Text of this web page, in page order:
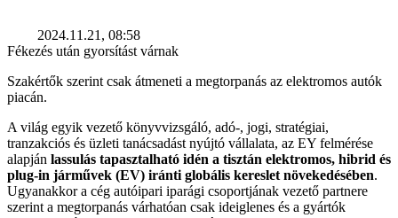
2024.11.21, 08:58
Fékezés után gyorsítást várnak
Szakértők szerint csak átmeneti a megtorpanás az elektromos autók
piacán.
A világ egyik vezető könyvvizsgáló, adó-, jogi, stratégiai,
tranzakciós és üzleti tanácsadást nyújtó vállalata, az EY felmérése
alapján lassulás tapasztalható idén a tisztán elektromos, hibrid és
plug-in járművek (EV) iránti globális kereslet növekedésében.
Ugyanakkor a cég autóipari iparági csoportjának vezető partnere
szerint a megtorpanás várhatóan csak ideiglenes és a gyártók